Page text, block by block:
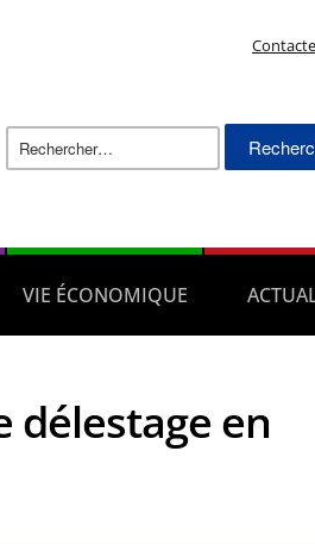
Rechercher :
VIE ÉCONOMIQUE
délestage en